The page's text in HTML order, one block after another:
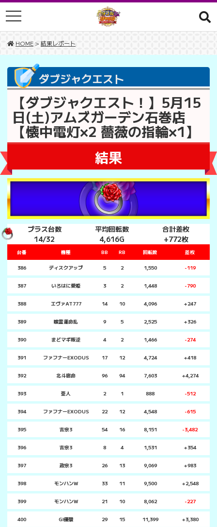
toggle navigation
HOME > 結果レポート
ダブジャクエスト
【ダブジャクエスト！】5月15
日(土)アムズガーデン石巻店
【懐中電灯×2 薔薇の指輪×1】
結果
プラス台数
14/32
平均回転数
4,616G
合計差枚
+772枚
台番 機種 BB RB 回転数 差枚
386 ディスクアップ 5 2 1,550 -119
387 いろはに愛姫 3 2 1,448 -790
388 エヴァAT777 14 10 4,096 +247
389 喰霊運命乱 9 5 2,525 +326
390 まどマギ叛逆 4 2 1,466 -274
391 ファフナーEXODUS 17 12 4,724 +418
392 北斗宿命 96 94 7,603 +4,274
393 亜人 2 1 888 -512
394 ファフナーEXODUS 22 12 4,548 -615
395 吉宗3 54 16 8,151 -3,482
396 吉宗3 8 4 1,531 +354
397 政宗3 26 13 9,069 +983
398 モンハンW 33 11 9,500 +2,548
399 モンハンW 21 10 8,062 -227
400 GI優駿 29 15 11,399 +3,380